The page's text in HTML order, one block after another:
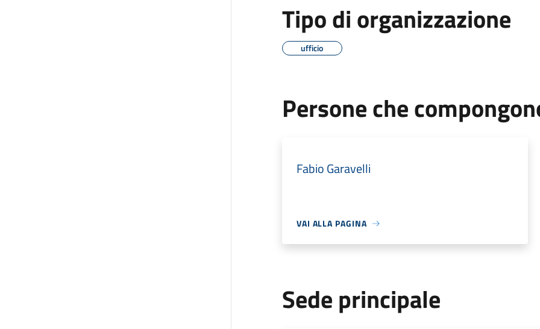
Tipo di organizzazione
ufficio
Persone che
Fabio Garavelli
VAI ALLA PAGINA
Sede principale